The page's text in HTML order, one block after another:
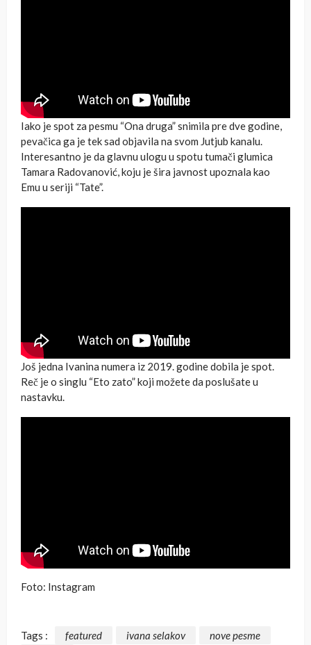
Iako je spot za pesmu “Ona druga” snimila pre dve godine,
pevačica ga je tek sad objavila na svom Jutjub kanalu.
Interesantno je da glavnu ulogu u spotu tumači glumica
Tamara Radovanović, koju je šira javnost upoznala kao
Emu u seriji “Tate”.
Još jedna Ivanina numera iz 2019. godine dobila je spot.
Reč je o singlu “Eto zato” koji možete da poslušate u
nastavku.
Foto: Instagram
Tags : featured ivana selakov
nove pesme